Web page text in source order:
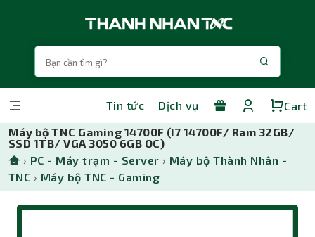
Tin tức Dịch vụ
Cart
Máy bộ TNC Gaming 14700F (I7 14700F/ Ram 32GB/
SSD 1TB/ VGA 3050 6GB OC)
› PC - Máy trạm - Server › Máy bộ Thành Nhân -
TNC › Máy bộ TNC - Gaming